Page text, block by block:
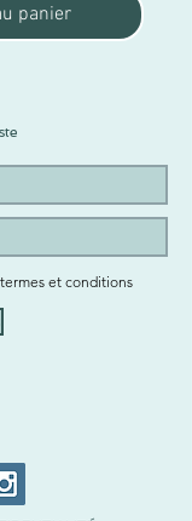
panier
et conditions